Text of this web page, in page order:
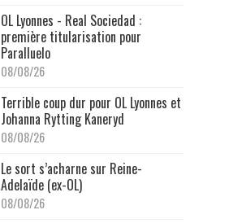
OL Lyonnes - Real Sociedad :
première titularisation pour
Paralluelo
08/08/26
Terrible coup dur pour OL Lyonnes et
Johanna Rytting Kaneryd
08/08/26
Le sort s’acharne sur Reine-
Adelaïde (ex-OL)
08/08/26